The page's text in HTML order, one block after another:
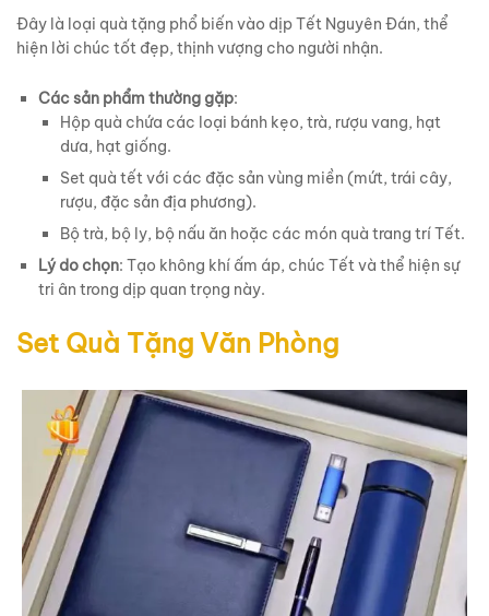
Đây là loại quà tặng phổ biến vào dịp Tết Nguyên Đán, thể
hiện lời chúc tốt đẹp, thịnh vượng cho người nhận.
Các sản phẩm thường gặp:
Hộp quà chứa các loại bánh kẹo, trà, rượu vang, hạt
dưa, hạt giống.
Set quà tết với các đặc sản vùng miền (mứt, trái cây,
rượu, đặc sản địa phương).
Bộ trà, bộ ly, bộ nấu ăn hoặc các món quà trang trí Tết.
Lý do chọn: Tạo không khí ấm áp, chúc Tết và thể hiện sự
tri ân trong dịp quan trọng này.
Set Quà Tặng Văn Phòng